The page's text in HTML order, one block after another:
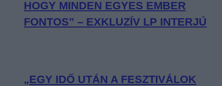
HOGY MINDEN EGYES EMBER
FONTOS” – EXKLUZÍV LP INTERJÚ
„EGY IDŐ UTÁN A FESZTIVÁLOK